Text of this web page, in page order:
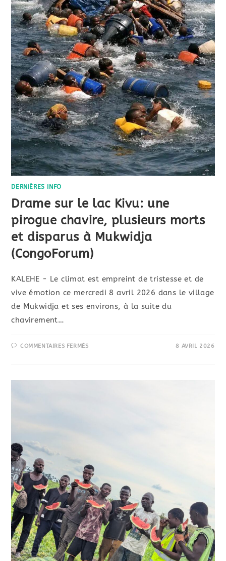
DERNIÈRES INFO
Drame sur le lac Kivu: une
pirogue chavire, plusieurs morts
et disparus à Mukwidja
(CongoForum)
KALEHE - Le climat est empreint de tristesse et de
vive émotion ce mercredi 8 avril 2026 dans le village
de Mukwidja et ses environs, à la suite du
chavirement…
COMMENTAIRES FERMÉS 8 AVRIL 2026